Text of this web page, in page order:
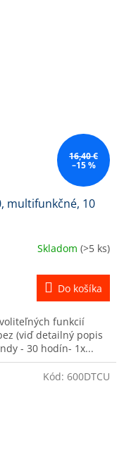
16,40 €
–15 %
multifunkčné, 10
Skladom (>5 ks)
Do košíka
funkcií
(viď detailný popis
- 30 hodín- 1x...
Kód: 600DTCU